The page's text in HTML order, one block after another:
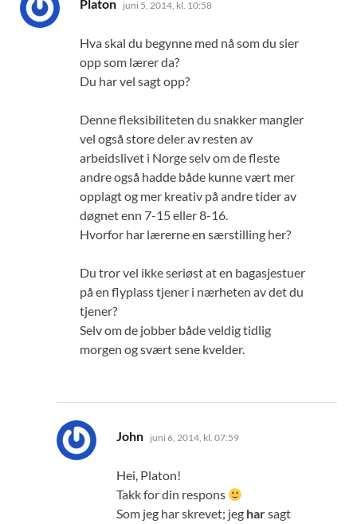
Platon juni 5, 2014, kl. 10:58
Hva skal du begynne med nå som du sier
opp som lærer da?
Du har vel sagt opp?
Denne fleksibiliteten du snakker mangler
vel også store deler av resten av
arbeidslivet i Norge selv om de fleste
andre også hadde både kunne vært mer
opplagt og mer kreativ på andre tider av
døgnet enn 7-15 eller 8-16.
Hvorfor har lærerne en særstilling her?
Du tror vel ikke seriøst at en bagasjestuer
på en flyplass tjener i nærheten av det du
tjener?
Selv om de jobber både veldig tidlig
morgen og svært sene kvelder.
John sier:
juni 6, 2014, kl. 07:59
Hei, Platon!
Takk for din respons
Som jeg har skrevet; jeg harsagt